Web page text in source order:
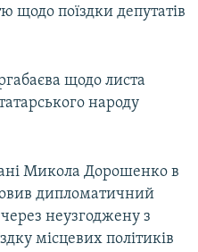
щодо поїздки депутатів
щодо листа
народу
Микола Дорошенко в
дипломатичний
неузгоджену з
місцевих політиків